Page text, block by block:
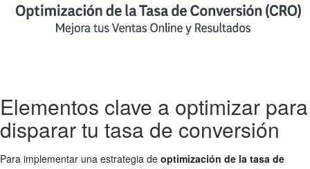
Elementos clave a optimizar para
disparar tu tasa de conversión
Para implementar una estrategia de optimización de la tasa de